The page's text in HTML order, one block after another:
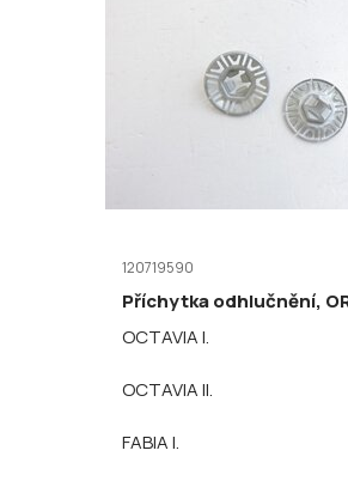
120719590
Příchytka odhlučnění,
OCTAVIA I.
OCTAVIA II.
FABIA I.